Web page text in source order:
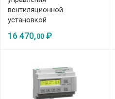
вентиляционной
установкой
16 470,00 ₽